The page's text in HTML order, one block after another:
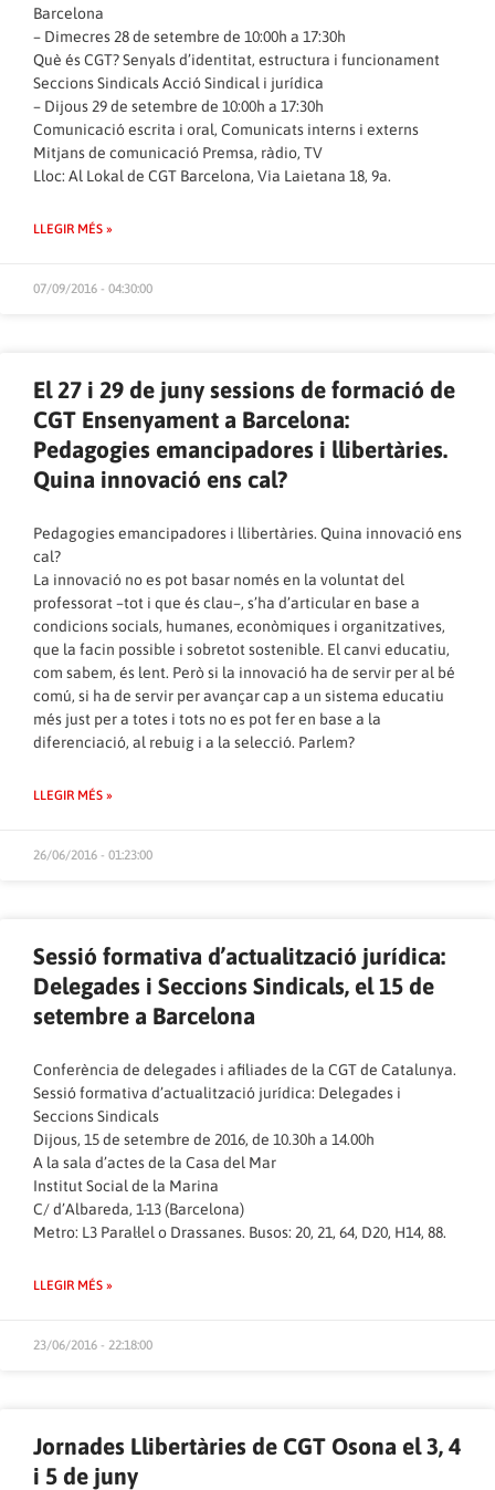
Barcelona
– Dimecres 28 de setembre de 10:00h a 17:30h
Què és CGT? Senyals d’identitat, estructura i funcionament
Seccions Sindicals Acció Sindical i jurídica
– Dijous 29 de setembre de 10:00h a 17:30h
Comunicació escrita i oral, Comunicats interns i externs
Mitjans de comunicació Premsa, ràdio, TV
Lloc: Al Lokal de CGT Barcelona, Via Laietana 18, 9a.
LLEGIR MÉS »
07/09/2016 - 04:30:00
El 27 i 29 de juny sessions de formació de
CGT Ensenyament a Barcelona:
Pedagogies emancipadores i llibertàries.
Quina innovació ens cal?
Pedagogies emancipadores i llibertàries. Quina innovació ens
cal?
La innovació no es pot basar només en la voluntat del
professorat –tot i que és clau–, s’ha d’articular en base a
condicions socials, humanes, econòmiques i organitzatives,
que la facin possible i sobretot sostenible. El canvi educatiu,
com sabem, és lent. Però si la innovació ha de servir per al bé
comú, si ha de servir per avançar cap a un sistema educatiu
més just per a totes i tots no es pot fer en base a la
diferenciació, al rebuig i a la selecció. Parlem?
LLEGIR MÉS »
26/06/2016 - 01:23:00
Sessió formativa d’actualització jurídica:
Delegades i Seccions Sindicals, el 15 de
setembre a Barcelona
Conferència de delegades i afiliades de la CGT de Catalunya.
Sessió formativa d’actualització jurídica: Delegades i
Seccions Sindicals
Dijous, 15 de setembre de 2016, de 10.30h a 14.00h
A la sala d’actes de la Casa del Mar
Institut Social de la Marina
C/ d’Albareda, 1-13 (Barcelona)
Metro: L3 Paral·lel o Drassanes. Busos: 20, 21, 64, D20, H14, 88.
LLEGIR MÉS »
23/06/2016 - 22:18:00
Jornades Llibertàries de CGT Osona el 3, 4
i 5 de juny